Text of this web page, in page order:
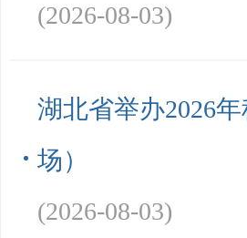
(2026-08-03)
湖北省举办2026
场）
(2026-08-03)